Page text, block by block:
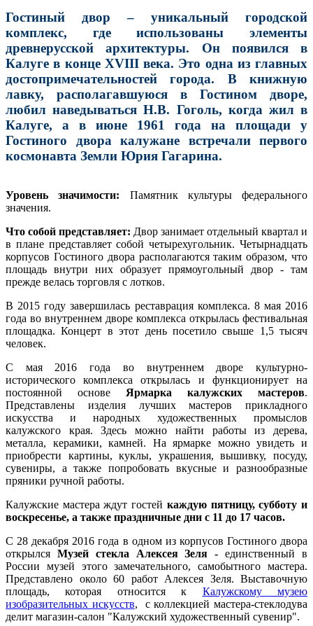
Гостиный двор – уникальный городской
комплекс, где использованы элементы
древнерусской архитектуры. Он появился в
Калуге в конце XVIII века. Это одна из главных
достопримечательностей города. В книжную
лавку, располагавшуюся в Гостином дворе,
любил наведываться Н.В. Гоголь, когда жил в
Калуге, а в июне 1961 года на площади у
Гостиного двора калужане встречали первого
космонавта Земли Юрия Гагарина.
Уровень значимости: Памятник культуры федерального
значения.
Что собой представляет: Двор занимает отдельный квартал и
в плане представляет собой четырехугольник. Четырнадцать
корпусов Гостиного двора располагаются таким образом, что
площадь внутри них образует прямоугольный двор - там
прежде велась торговля с лотков.
В 2015 году завершилась реставрация комплекса. 8 мая 2016
года во внутреннем дворе комплекса открылась фестивальная
площадка. Концерт в этот день посетило свыше 1,5 тысяч
человек.
С мая 2016 года во внутреннем дворе культурно-
исторического комплекса открылась и функционирует на
постоянной основе Ярмарка калужских мастеров.
Представлены изделия лучших мастеров прикладного
искусства и народных художественных промыслов
калужского края. Здесь можно найти работы из дерева,
металла, керамики, камней. На ярмарке можно увидеть и
приобрести картины, куклы, украшения, вышивку, посуду,
сувениры, а также попробовать вкусные и разнообразные
пряники ручной работы.
Калужские мастера ждут гостей каждую пятницу, субботу и
воскресенье, а также праздничные дни с 11 до 17 часов.
С 28 декабря 2016 года в одном из корпусов Гостиного двора
открылся Музей стекла Алексея Зеля - единственный в
России музей этого замечательного, самобытного мастера.
Представлено около 60 работ Алексея Зеля. Выставочную
площадь, которая относится к Калужскому музею
изобразительных искусств, с коллекцией мастера-стеклодува
делит магазин-салон "Калужский художественный сувенир".